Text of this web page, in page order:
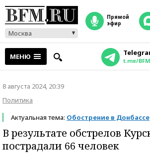
Москва
прямой
эфир
МЕНЮ t.me/
8 августа 2024, 20:39
Политика
Актуальная тема: Обострение в Донбассе
В результате обстрелов
пострадали 66 человек